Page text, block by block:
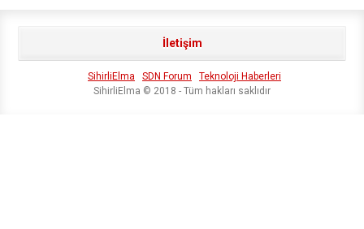
İletişim
SihirliElma SDN Forum
Teknoloji Haberleri
SihirliElma © 2018 - Tüm hakları saklıdır